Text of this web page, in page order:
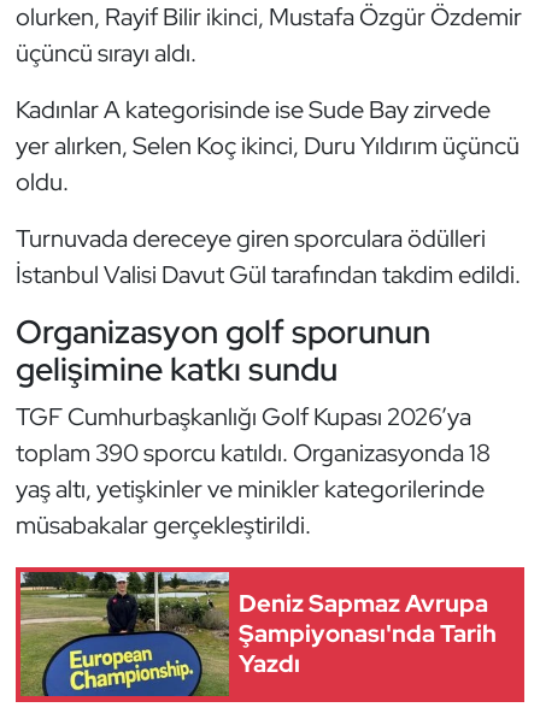
olurken, Rayif Bilir ikinci, Mustafa Özgür Özdemir
üçüncü sırayı aldı.
Kadınlar A kategorisinde ise Sude Bay zirvede
yer alırken, Selen Koç ikinci, Duru Yıldırım üçüncü
oldu.
Turnuvada dereceye giren sporculara ödülleri
İstanbul Valisi Davut Gül tarafından takdim edildi.
Organizasyon golf sporunun
gelişimine katkı sundu
TGF Cumhurbaşkanlığı Golf Kupası 2026’ya
toplam 390 sporcu katıldı. Organizasyonda 18
yaş altı, yetişkinler ve minikler kategorilerinde
müsabakalar gerçekleştirildi.
Deniz Sapmaz Avrupa
Şampiyonası'nda Tarih
Yazdı
Kick Boks
Kürek
Masa Tenisi
Modern Pentatlon
Motor Sporları
Muay Thai
Okçuluk
Optimist
Oryantiring
Özel Sporcular
Paralimpik